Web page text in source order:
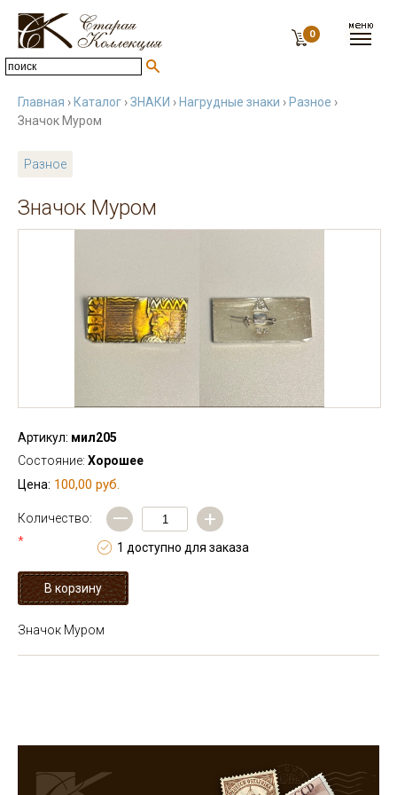
0
Главная › Каталог ›ЗНАКИ › Нагрудные знаки › Разное ›
Значок Муром
Разное
Значок Муром
Артикул: мил205
Состояние: Хорошее
Цена: 100,00 руб.
Количество:
*
— +
1 доступно для заказа
Значок Муром